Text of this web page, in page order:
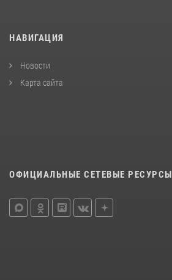
НАВИГАЦИЯ
Новости
Карта сайта
ОФИЦИАЛЬНЫЕ СЕТЕВЫЕ РЕСУРСЫ